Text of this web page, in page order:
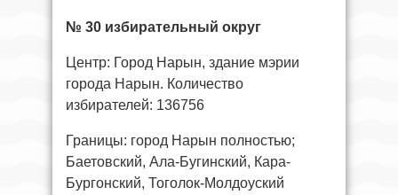
№ 30 избирательный округ
Центр: Город Нарын, здание мэрии
города Нарын. Количество
избирателей: 136756
Границы: город Нарын полностью;
Баетовский, Ала-Бугинский, Кара-
Бургонский, Тоголок-Молдоуский